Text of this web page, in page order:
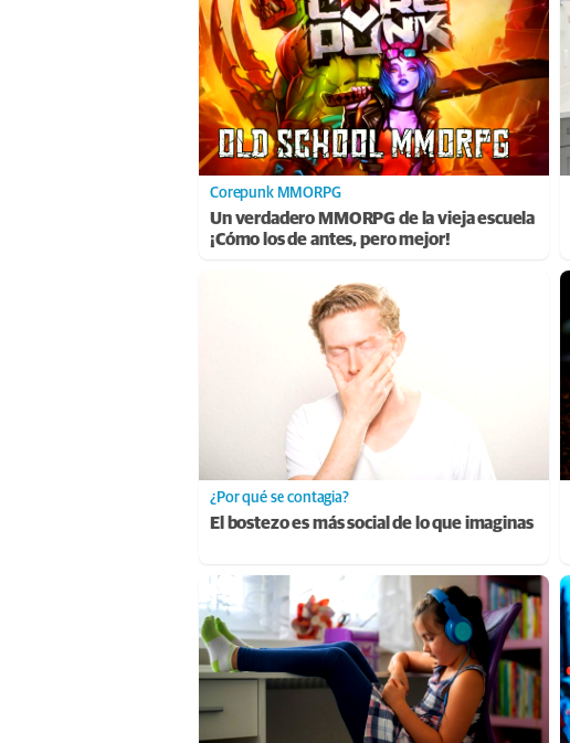
Corepunk MMORPG
Un verdadero MMORPG de la vieja escuela
¡Cómo los de antes, pero mejor!
¿Por qué se contagia?
El bostezo es más social de lo que imaginas